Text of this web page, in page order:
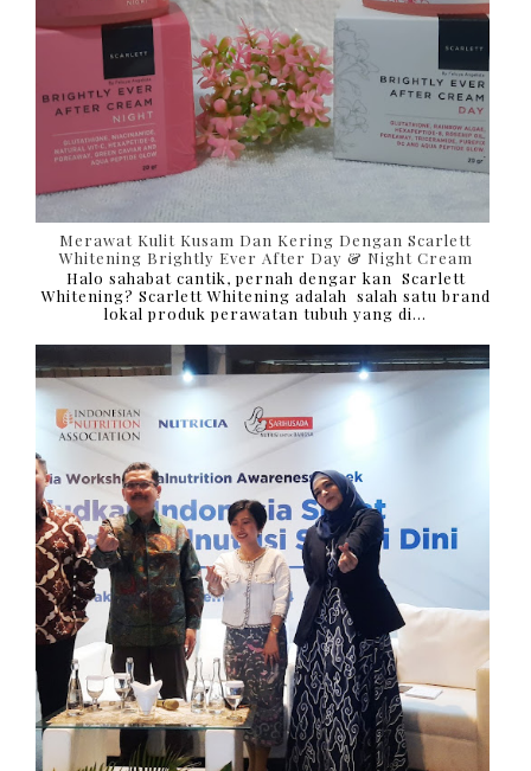
Merawat Kulit Kusam Dan Kering Dengan Scarlett
Whitening Brightly Ever After Day & Night Cream
Halo sahabat cantik, pernah dengar kan Scarlett
Whitening? Scarlett Whitening adalah salah satu brand
lokal produk perawatan tubuh yang di...